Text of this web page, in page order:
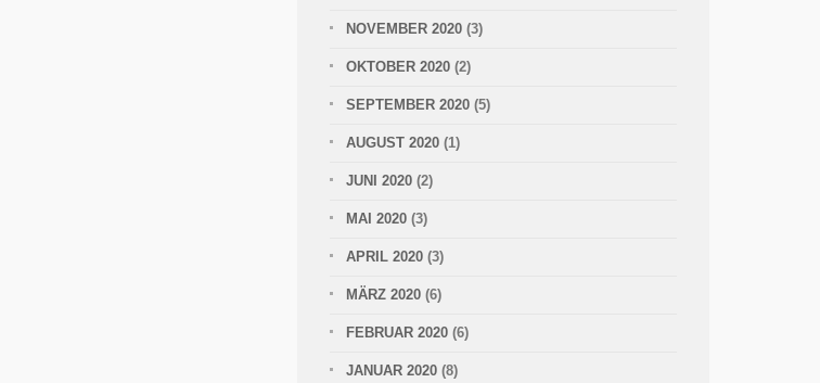
NOVEMBER 2020 (3)
OKTOBER 2020 (2)
SEPTEMBER 2020 (5)
AUGUST 2020 (1)
JUNI 2020 (2)
MAI 2020 (3)
APRIL 2020 (3)
MÄRZ 2020 (6)
FEBRUAR 2020 (6)
JANUAR 2020 (8)